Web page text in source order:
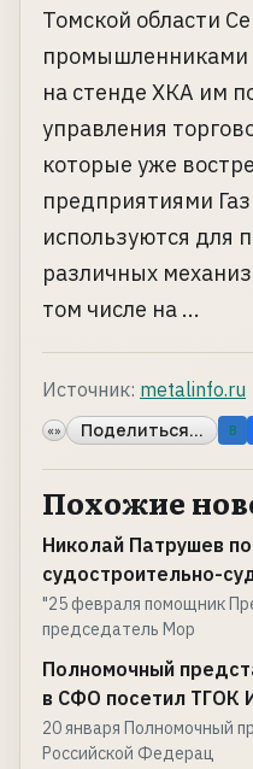
Томской области
промышленниками
на стенде ХКА им
управления
которые уже
предприятиями
используются для
различных
том числе на ...
Источник: metalinfo.ru
«» Поделиться... B
Похожие
Николай Патрушев
судостроительно-
"25 февраля помощник
председатель Мор
Полномочный
в СФО посетил ТГОК
20 января Полномочный
Российской Федерац